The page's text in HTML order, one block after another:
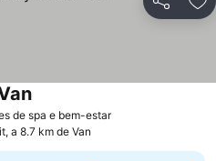
Partilhar
de spa e bem-estar
a 8.7 km de Van